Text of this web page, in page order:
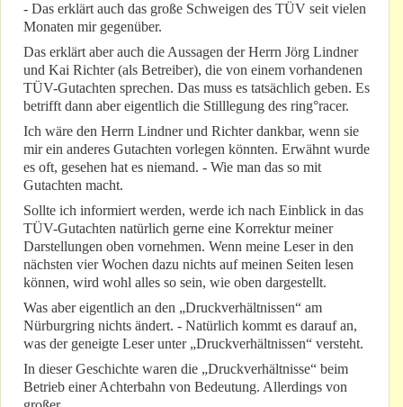
- Das erklärt auch das große Schweigen des TÜV seit vielen
Monaten mir gegenüber.
Das erklärt aber auch die Aussagen der Herrn Jörg Lindner
und Kai Richter (als Betreiber), die von einem vorhandenen
TÜV-Gutachten sprechen. Das muss es tatsächlich geben. Es
betrifft dann aber eigentlich die Stilllegung des ring°racer.
Ich wäre den Herrn Lindner und Richter dankbar, wenn sie
mir ein anderes Gutachten vorlegen könnten. Erwähnt wurde
es oft, gesehen hat es niemand. - Wie man das so mit
Gutachten macht.
Sollte ich informiert werden, werde ich nach Einblick in das
TÜV-Gutachten natürlich gerne eine Korrektur meiner
Darstellungen oben vornehmen. Wenn meine Leser in den
nächsten vier Wochen dazu nichts auf meinen Seiten lesen
können, wird wohl alles so sein, wie oben dargestellt.
Was aber eigentlich an den „Druckverhältnissen“ am
Nürburgring nichts ändert. - Natürlich kommt es darauf an,
was der geneigte Leser unter „Druckverhältnissen“ versteht.
In dieser Geschichte waren die „Druckverhältnisse“ beim
Betrieb einer Achterbahn von Bedeutung. Allerdings von